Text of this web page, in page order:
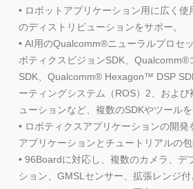
• ロボットアプリケーション用に広く
のディストリビューションをサポー。
• AI用のQualcomm®ニューラルプロセ
ボティクスビジョンSDK、Qualcomm®
SDK、Qualcomm® Hexagon™ DSP
ーティングシステム（ROS）2、およ
ューションなど、複数のSDKやツール
• ロボティクスアプリケーションの開
アプリケーションとチュートリアルの包
• 96Boardに対応し、複数のカメラ、デ
ション、GMSLセンサー、拡張レンジ